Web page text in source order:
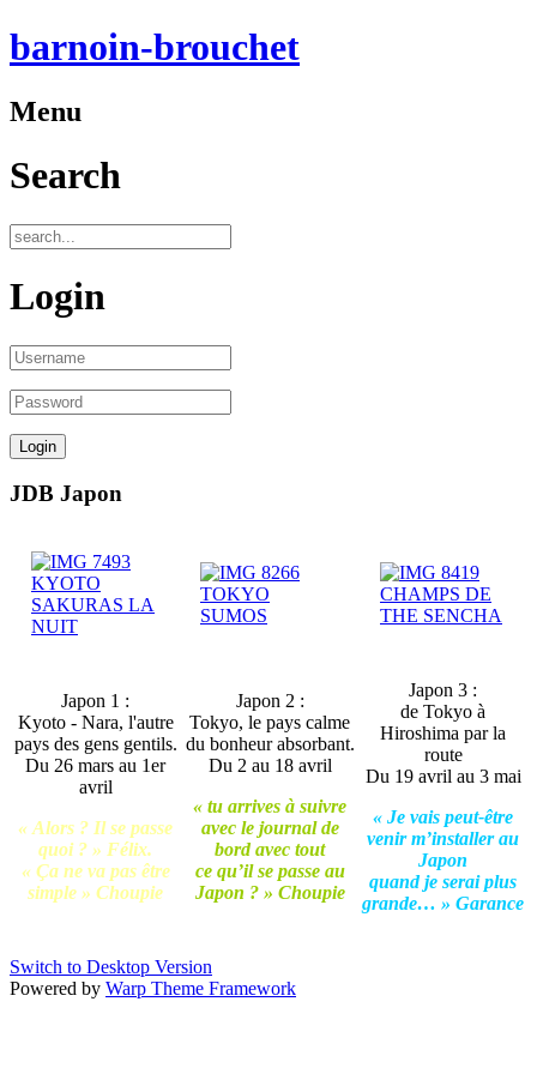
barnoin-brouchet
Menu
Search
Login
JDB Japon
Japon 1 :
Kyoto - Nara, l'autre
pays des gens gentils.
Du 26 mars au 1er
avril
« Alors ? Il se passe
quoi ? » Félix.
« Ça ne va pas être
simple » Choupie
Japon 2 :
Tokyo, le pays calme
du bonheur absorbant.
Du 2 au 18 avril
« tu arrives à suivre
avec le journal de
bord avec tout
ce qu’il se passe au
Japon ? » Choupie
Japon 3 :
de Tokyo à
Hiroshima par la
route
Du 19 avril au 3 mai
« Je vais peut-être
venir m’installer au
Japon
quand je serai plus
grande… » Garance
Switch to Desktop Version
Powered by Warp Theme Framework